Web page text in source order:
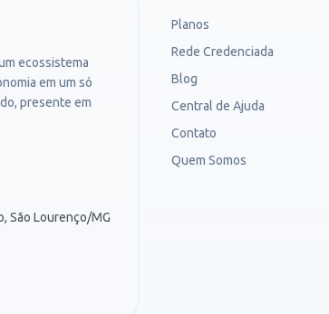
ecossistema
em um só
presente em
São Lourenço/MG
Planos
Rede Credenciada
Blog
Central de Ajuda
Contato
Quem Somos